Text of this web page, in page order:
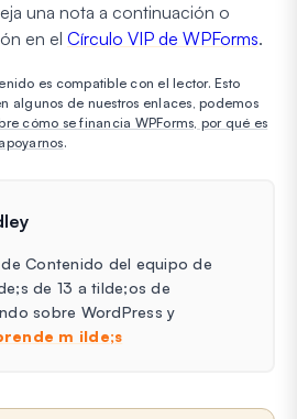
una nota a continuación o
en el Círculo VIP de WPForms.
es compatible con el lector. Esto
algunos de nuestros enlaces, podemos
cómo se financia WPForms, por qué es
.
Contenido del equipo de
de 13 a tilde;os de
sobre WordPress y
m ilde;s